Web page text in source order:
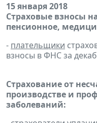
15 января 2018
Страховые взносы
пенсионное,
- плательщики
взносы в ФНС за
Страхование от
производстве и
заболеваний: